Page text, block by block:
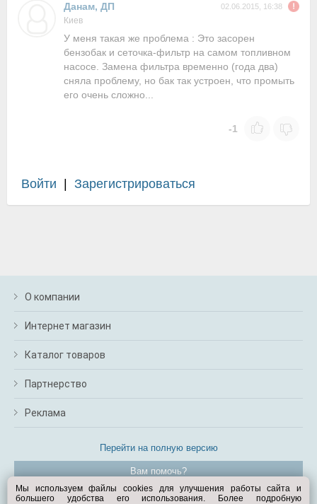
Данам, ДП 02.06.2015, 16:38
Киев
У меня такая же проблема : Это засорен
бензобак и сеточка-фильтр на самом топливном
насосе. Замена фильтра временно (года два)
сняла проблему, но бак так устроен, что промыть
его очень сложно...
-1
Войти Зарегистрироваться
О компании
Интернет магазин
Каталог товаров
Партнерство
Реклама
Перейти на полную версию
Вам помочь?
Мы используем файлы cookies для улучшения работы сайта и
большего удобства его использования. Более подробную